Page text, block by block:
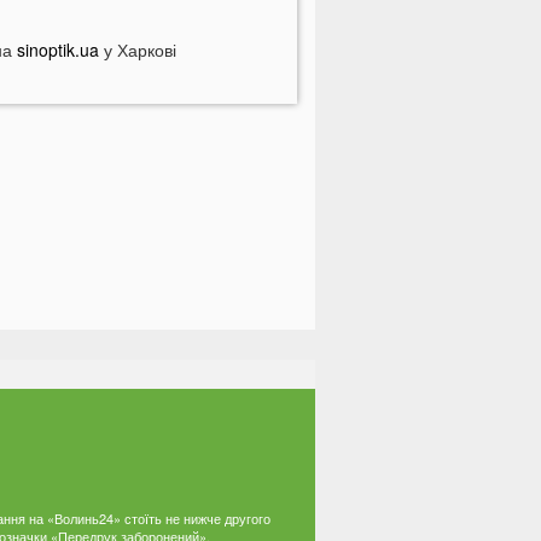
відстрочки у чоловіків:
Зʼявилися деталі нічної ДТП у
Волині чоловік погрожував
вимагають гроші за
sinoptik.uaу Харкові
на «Волинь24» стоїть не нижче другого
«Передрук заборонений».